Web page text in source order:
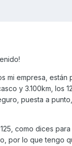
mi empresa,
y 3.100km, los
puesta a
como dices
por lo que tengo